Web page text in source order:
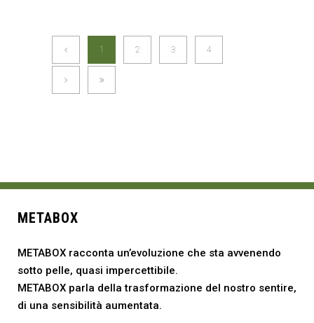
1 2 3 4
METABOX
METABOX racconta un’evoluzione che sta avvenendo
sotto pelle, quasi impercettibile.
METABOX parla della trasformazione del nostro sentire,
di una sensibilità aumentata.